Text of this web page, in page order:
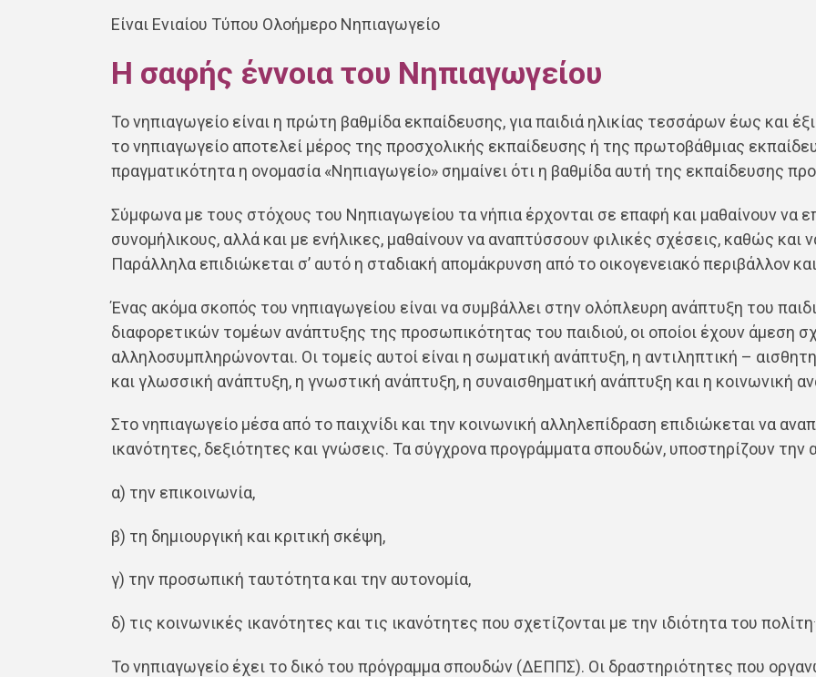
Είναι Ενιαίου Τύπου Ολοήμερο Νηπιαγωγείο
Η σαφής έννοια του Νηπιαγωγείου
Το νηπιαγωγείο είναι η πρώτη βαθμίδα εκπαίδευσης, για παιδιά ηλικίας τεσσάρων έως και
το νηπιαγωγείο αποτελεί μέρος της προσχολικής εκπαίδευσης ή της πρωτοβάθμιας
πραγματικότητα η ονομασία «Νηπιαγωγείο» σημαίνει ότι η βαθμίδα αυτή της εκπαίδευσης
Σύμφωνα με τους στόχους του Νηπιαγωγείου τα νήπια έρχονται σε επαφή και μαθαίνουν να
συνομήλικους, αλλά και με ενήλικες, μαθαίνουν να αναπτύσσουν φιλικές σχέσεις, καθώς και
Παράλληλα επιδιώκεται σ’ αυτό η σταδιακή απομάκρυνση από το οικογενειακό περιβάλλον
Ένας ακόμα σκοπός του νηπιαγωγείου είναι να συμβάλλει στην ολόπλευρη ανάπτυξη του
διαφορετικών τομέων ανάπτυξης της προσωπικότητας του παιδιού, οι οποίοι έχουν άμεση
αλληλοσυμπληρώνονται. Οι τομείς αυτοί είναι η σωματική ανάπτυξη, η αντιληπτική –
και γλωσσική ανάπτυξη, η γνωστική ανάπτυξη, η συναισθηματική ανάπτυξη και η κοινωνική
Στο νηπιαγωγείο μέσα από το παιχνίδι και την κοινωνική αλληλεπίδραση επιδιώκεται να
ικανότητες, δεξιότητες και γνώσεις. Τα σύγχρονα προγράμματα σπουδών, υποστηρίζουν
α) την επικοινωνία,
β) τη δημιουργική και κριτική σκέψη,
γ) την προσωπική ταυτότητα και την αυτονομία,
δ) τις κοινωνικές ικανότητες και τις ικανότητες που σχετίζονται με την ιδιότητα του πολίτη
Το νηπιαγωγείο έχει το δικό του πρόγραμμα σπουδών (ΔΕΠΠΣ). Οι δραστηριότητες που